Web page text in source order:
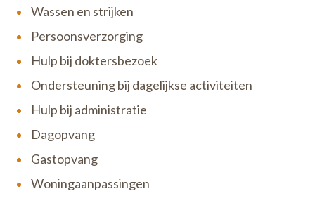
Wassen en strijken
Persoonsverzorging
Hulp bij doktersbezoek
Ondersteuning bij dagelijkse activiteiten
Hulp bij administratie
Dagopvang
Gastopvang
Woningaanpassingen